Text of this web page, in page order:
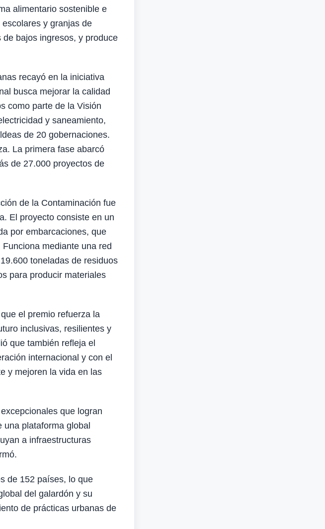
alimentario sostenible e
y granjas de
bajos ingresos, y produce
recayó en la iniciativa
busca mejorar la calidad
como parte de la Visión
y saneamiento,
de 20 gobernaciones.
La primera fase abarcó
de 27.000 proyectos de
de la Contaminación fue
El proyecto consiste en un
por embarcaciones, que
mediante una red
toneladas de residuos
para producir materiales
el premio refuerza la
inclusivas, resilientes y
que también refleja el
internacional y con el
y mejoren la vida en las
que logran
plataforma global
a infraestructuras
de 152 países, lo que
del galardón y su
de prácticas urbanas de